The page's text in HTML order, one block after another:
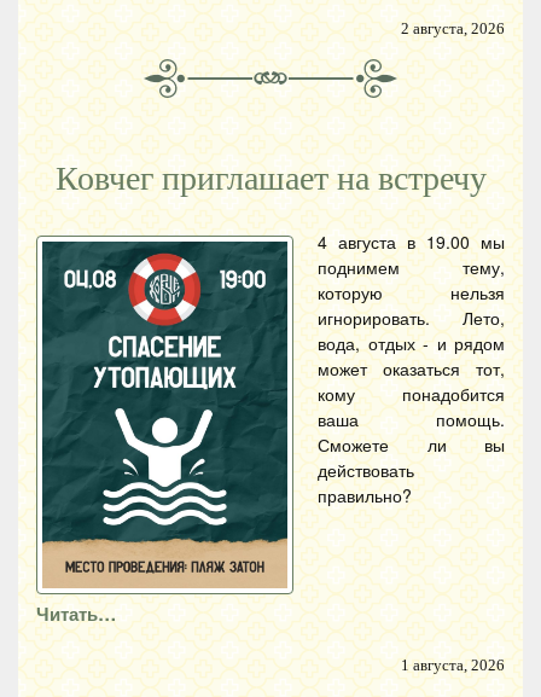
2 августа, 2026
Ковчег приглашает на встречу
4 августа в 19.00 мы
поднимем тему,
которую нельзя
игнорировать. Лето,
вода, отдых - и рядом
может оказаться тот,
кому понадобится
ваша помощь.
Сможете ли вы
действовать
правильно?
Читать…
1 августа, 2026